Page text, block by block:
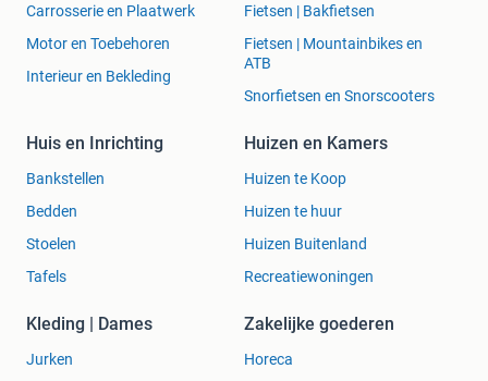
Carrosserie en Plaatwerk
Motor en Toebehoren
Interieur en Bekleding
Fietsen | Bakfietsen
Fietsen | Mountainbikes en
ATB
Snorfietsen en Snorscooters
Huis en Inrichting
Bankstellen
Bedden
Stoelen
Tafels
Huizen en Kamers
Huizen te Koop
Huizen te huur
Huizen Buitenland
Recreatiewoningen
Kleding | Dames
Jurken
Zakelijke goederen
Horeca